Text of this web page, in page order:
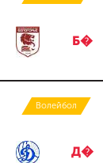
Б�
Волейбол
Д�